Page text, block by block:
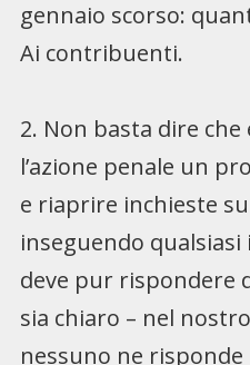
gennaio scorso:
Ai contribuenti.
2. Non basta dire
l’azione penale un
e riaprire inchieste
inseguendo
deve pur rispondere
sia chiaro – nel
nessuno ne